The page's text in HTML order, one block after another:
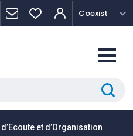
Coexist
et d’Organisation